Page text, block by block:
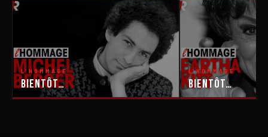
L'HOMMAGE
Bientôt…
L'HOMMAGE
Bientôt…